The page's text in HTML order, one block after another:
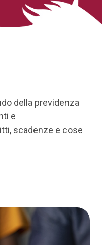
della previdenza
e
scadenze e cose